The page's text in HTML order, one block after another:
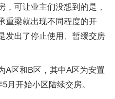
，可让业主们没想到的是，
重梁就出现不同程度的开
发出了停止使用、暂缓交房
A区和B区，其中A区为安置
月开始小区陆续交房。